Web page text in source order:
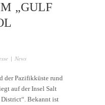
„GULF
| News
der Pazifikküste rund
auf der Insel Salt
Bekannt ist